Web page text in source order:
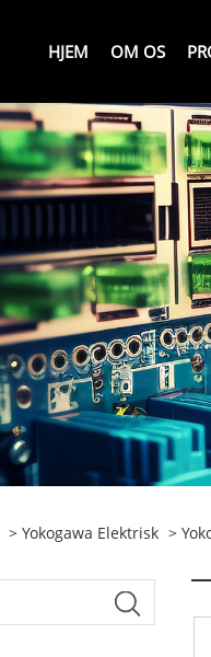
HJEM OM OS
> Yokogawa Elektrisk >